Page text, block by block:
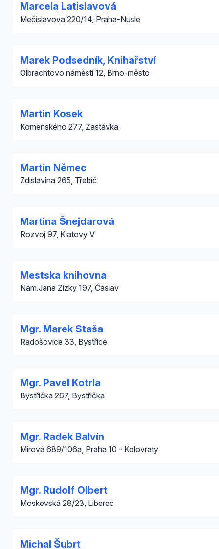
Marcela Latislavová
Mečislavova 220/14, Praha-Nusle
Marek Podsedník, Knihařství
Olbrachtovo náměstí 12, Brno-město
Martin Kosek
Komenského 277, Zastávka
Martin Němec
Zdislavina 265, Třebíč
Martina Šnejdarová
Rozvoj 97, Klatovy V
Mestska knihovna
Nám.Jana Zizky 197, Čáslav
Mgr. Marek Staša
Radošovice 33, Bystřice
Mgr. Pavel Kotrla
Bystřička 267, Bystřička
Mgr. Radek Balvín
Mírová 689/106a, Praha 10 - Kolovraty
Mgr. Rudolf Olbert
Moskevská 28/23, Liberec
Michal Šubrt